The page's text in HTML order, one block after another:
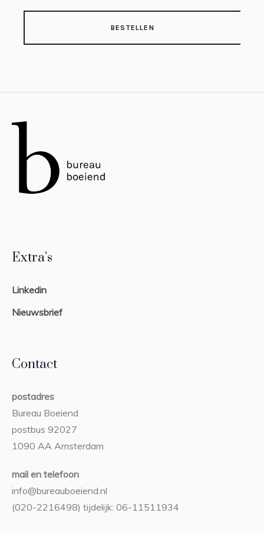
BESTELLEN
Extra’s
Linkedin
Nieuwsbrief
Contact
postadres
Bureau Boeiend
postbus 92027
1090 AA Amsterdam
mail en telefoon
info@bureauboeiend.nl
(020-2216498) tijdelijk: 06-11511934